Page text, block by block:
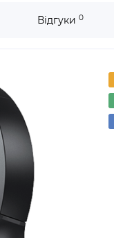
Відгуки 0